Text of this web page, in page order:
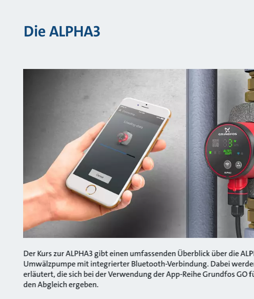
Die ALPHA3
Der Kurs zur ALPHA3 gibt einen umfassenden Überblick über die
Umwälzpumpe mit integrierter Bluetooth-Verbindung. Dabei
erläutert, die sich bei der Verwendung der App-Reihe Grundfos GO
den Abgleich ergeben.